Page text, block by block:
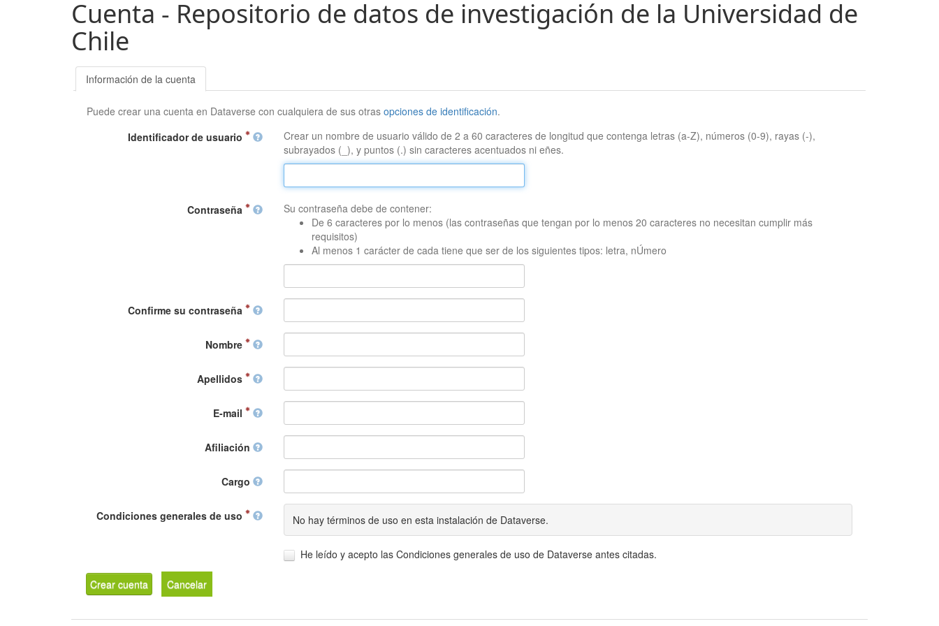
Cuenta - Repositorio de datos de investigación de la Universidad de
Chile
Información de la cuenta
Puede crear una cuenta en Dataverse con cualquiera de sus otrasopciones de identificación.
Identificador de usuario
Crear un nombre de usuario válido de 2 a 60 caracteres de longitud que contenga letras (a-Z), números (0-9), rayas (-),
subrayados (_), y puntos (.) sin caracteres acentuados ni eñes.
Contraseña
Su contraseña debe de contener:
De 6 caracteres por lo menos (las contraseñas que tengan por lo menos 20 caracteres no necesitan cumplir más
requisitos)
Al menos 1 carácter de cada tiene que ser de los siguientes tipos: letra, nÚmero
Confirme su contraseña
Nombre
Apellidos
E-mail
Afiliación
Cargo
Condiciones generales de uso No hay términos de uso en esta instalación de Dataverse.
He leído y acepto las Condiciones generales de uso de Dataverse antes citadas.
Crear cuenta Cancelar